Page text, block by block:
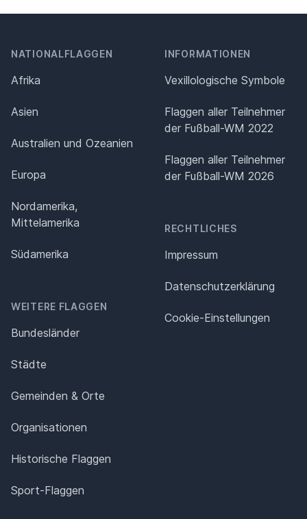
NATIONALFLAGGEN
Afrika
Asien
Australien und Ozeanien
Europa
Nordamerika,
Mittelamerika
Südamerika
WEITERE FLAGGEN
Bundesländer
Städte
Gemeinden & Orte
Organisationen
Historische Flaggen
Sport-Flaggen
INFORMATIONEN
Vexillologische Symbole
Flaggen aller Teilnehmer
der Fußball-WM 2022
Flaggen aller Teilnehmer
der Fußball-WM 2026
RECHTLICHES
Impressum
Datenschutz­erklärung
Cookie-Einstellungen